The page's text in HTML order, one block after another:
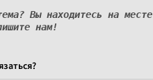
Вы находитесь на месте
нам!